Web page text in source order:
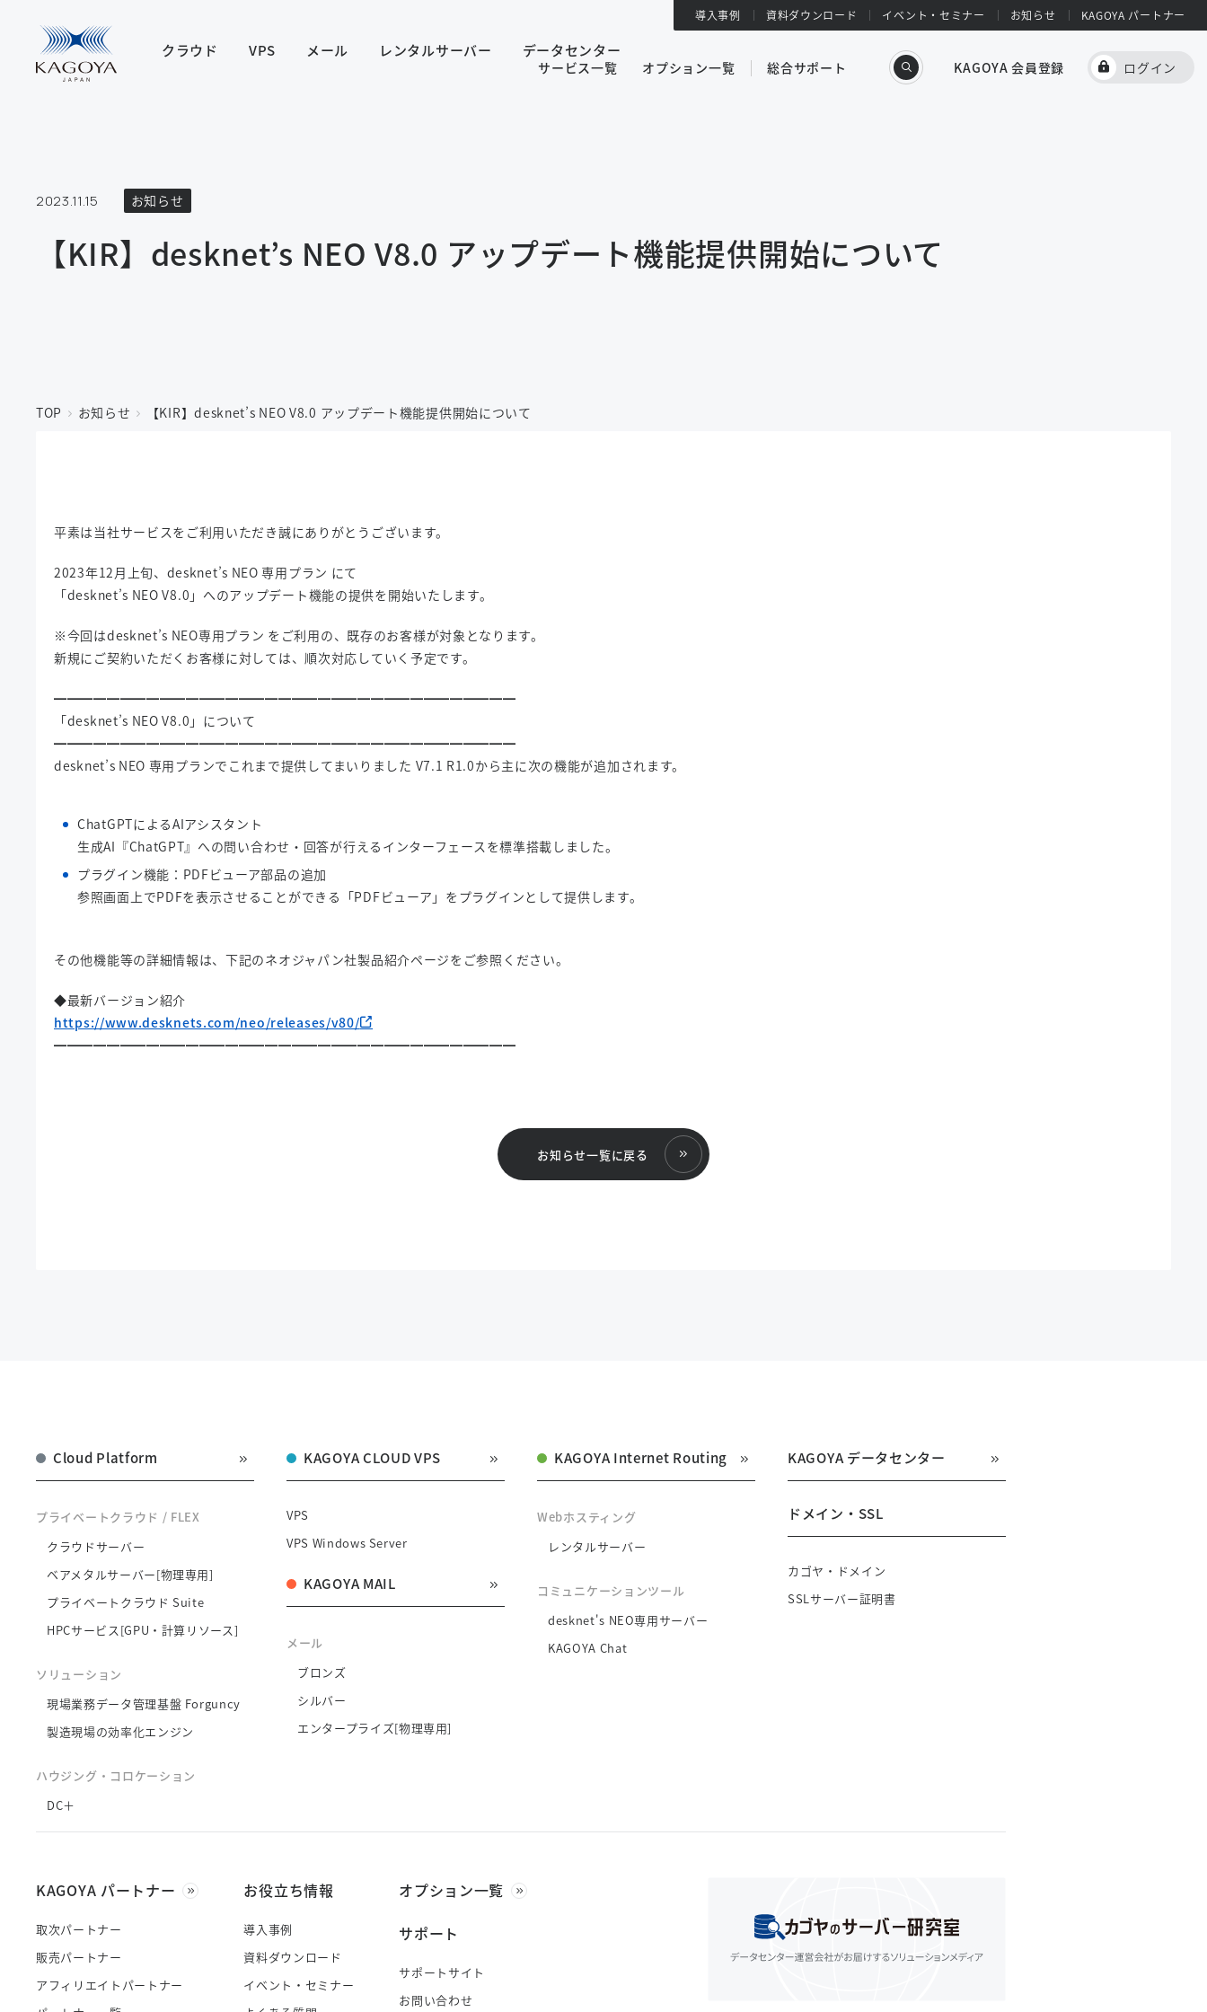
2023.11.15 お知らせ
【KIR】desknet’s NEO V8.0 アップデート機能提供開始について
TOP お知らせ 【KIR】desknet’s NEO V8.0 アップデート機能提供開始について
平素は当社サービスをご利用いただき誠にありがとうございます。
2023年12月上旬、desknet’s NEO 専用プラン にて
「desknet’s NEO V8.0」へのアップデート機能の提供を開始いたします。
※今回はdesknet’s NEO専用プラン をご利用の、既存のお客様が対象となります。
新規にご契約いただくお客様に対しては、順次対応していく予定です。
━━━━━━━━━━━━━━━━━━━━━━━━━━━━━━━━━━━
「desknet’s NEO V8.0」について
━━━━━━━━━━━━━━━━━━━━━━━━━━━━━━━━━━━
desknet’s NEO 専用プランでこれまで提供してまいりました V7.1 R1.0から主に次の機能が追加されます。
ChatGPTによるAIアシスタント
生成AI『ChatGPT』への問い合わせ・回答が行えるインターフェースを標準搭載しました。
プラグイン機能：PDFビューア部品の追加
参照画面上でPDFを表示させることができる「PDFビューア」をプラグインとして提供します。
その他機能等の詳細情報は、下記のネオジャパン社製品紹介ページをご参照ください。
◆最新バージョン紹介
https://www.desknets.com/neo/releases/v80/
━━━━━━━━━━━━━━━━━━━━━━━━━━━━━━━━━━━
お知らせ一覧に戻る
クラウド VPS メール レンタルサーバー データセンター
導入事例 資料ダウンロード イベント・セミナー お知らせ KAGOYA パートナー
サービス一覧 オプション一覧 総合サポート KAGOYA 会員登録 ログイン
Cloud Platform
プライベートクラウド / FLEX
クラウドサーバー
ベアメタルサーバー[物理専用]
プライベートクラウド Suite
HPCサービス[GPU・計算リソース]
ソリューション
現場業務データ管理基盤 Forguncy
製造現場の効率化エンジン
ハウジング・コロケーション
DC＋
KAGOYA CLOUD VPS
VPS
VPS Windows Server
KAGOYA MAIL
メール
ブロンズ
シルバー
エンタープライズ[物理専用]
KAGOYA Internet Routing
Webホスティング
レンタルサーバー
コミュニケーションツール
desknet's NEO専用サーバー
KAGOYA Chat
KAGOYA データセンター
ドメイン・SSL
カゴヤ・ドメイン
SSLサーバー証明書
KAGOYA パートナー
取次パートナー
販売パートナー
アフィリエイトパートナー
お役立ち情報
導入事例
資料ダウンロード
イベント・セミナー
オプション一覧
サポート
サポートサイト
お問い合わせ